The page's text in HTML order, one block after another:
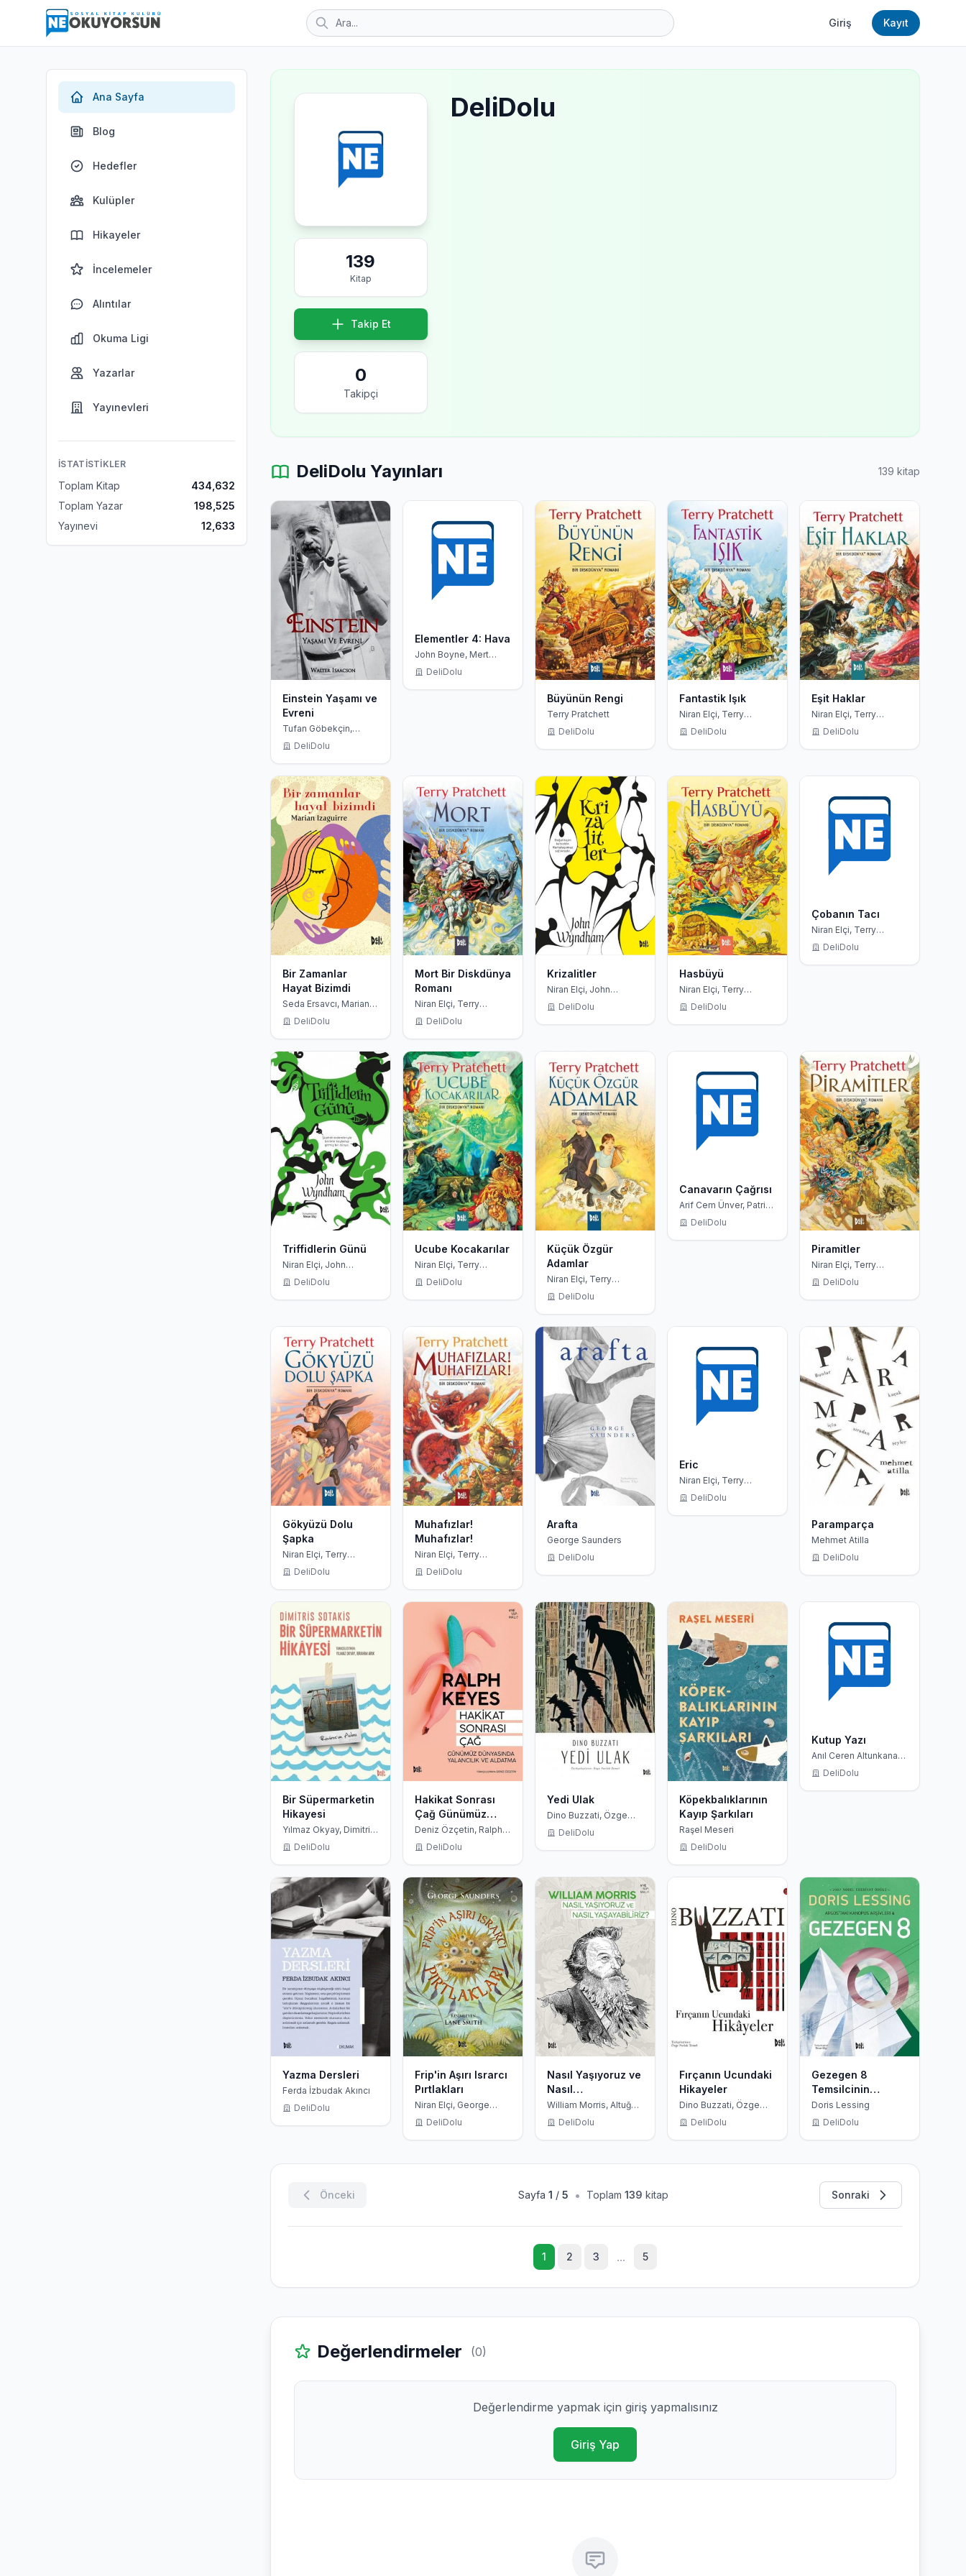
Giriş Kayıt
Ana Sayfa
Blog
Hedefler
Kulüpler
Hikayeler
İncelemeler
Alıntılar
Okuma Ligi
Yazarlar
Yayınevleri
İSTATISTIKLER
Toplam Kitap
434,632
Toplam Yazar
198,525
Yayınevi
12,633
139
Kitap
Takip Et
0
Takipçi
DeliDolu
DeliDolu Yayınları 139 kitap
Einstein Yaşamı ve
Evreni
Tufan Göbekçin,
DeliDolu
Elementler 4: Hava
John Boyne, Mert
DeliDolu
Büyünün Rengi
Terry Pratchett
DeliDolu
Fantastik Işık
Niran Elçi, Terry
DeliDolu
Eşit Haklar
Niran Elçi, Terry
DeliDolu
Bir Zamanlar
Hayat Bizimdi
Seda Ersavcı, Marian
DeliDolu
Mort Bir Diskdünya
Romanı
Niran Elçi, Terry
DeliDolu
Krizalitler
Niran Elçi, John
DeliDolu
Hasbüyü
Niran Elçi, Terry
DeliDolu
Çobanın Tacı
Niran Elçi, Terry
DeliDolu
Triffidlerin Günü
Niran Elçi, John
DeliDolu
Ucube Kocakarılar
Niran Elçi, Terry
DeliDolu
Küçük Özgür
Adamlar
Niran Elçi, Terry
DeliDolu
Canavarın Çağrısı
Arif Cem Ünver, Patrick
DeliDolu
Piramitler
Niran Elçi, Terry
DeliDolu
Gökyüzü Dolu
Şapka
Niran Elçi, Terry
DeliDolu
Muhafızlar!
Muhafızlar!
Niran Elçi, Terry
DeliDolu
Arafta
George Saunders
DeliDolu
Eric
Niran Elçi, Terry
DeliDolu
Paramparça
Mehmet Atilla
DeliDolu
Bir Süpermarketin
Hikayesi
Yılmaz Okyay, Dimitris
DeliDolu
Hakikat Sonrası
Çağ Günümüz
Dünyasında
Yalancılık ve
Deniz Özçetin, Ralph
DeliDolu
Yedi Ulak
Dino Buzzati, Özge
DeliDolu
Köpekbalıklarının
Kayıp Şarkıları
Raşel Meseri
DeliDolu
Kutup Yazı
Anıl Ceren Altunkanat,
DeliDolu
Yazma Dersleri
Ferda İzbudak Akıncı
DeliDolu
Frip'in Aşırı Israrcı
Pırtlakları
Niran Elçi, George
DeliDolu
Nasıl Yaşıyoruz ve
Nasıl
Yaşayabiliriz?
William Morris, Altuğ
DeliDolu
Fırçanın Ucundaki
Hikayeler
Dino Buzzati, Özge
DeliDolu
Gezegen 8
Temsilcinin
Oluşturulması
Argos'taki
Doris Lessing
DeliDolu
Önceki Sayfa 1 / 5 • Toplam 139 kitap Sonraki
1 2 3 ... 5
Değerlendirmeler (0)
Değerlendirme yapmak için giriş yapmalısınız
Giriş Yap